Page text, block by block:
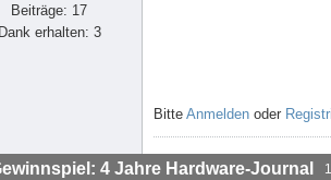
Beiträge: 17
Dank erhalten: 3
Bitte Anmelden oder
4 Jahre Hardware-Journal